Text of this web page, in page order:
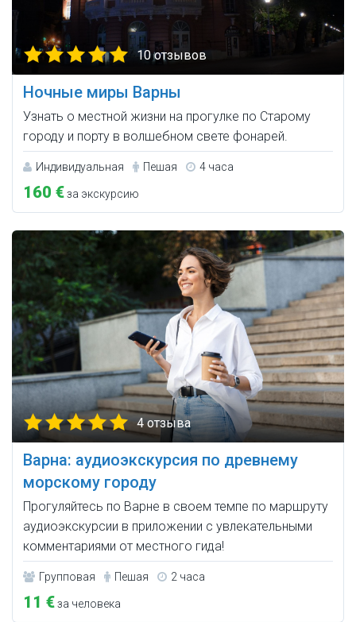
10 отзывов
Ночные миры Варны
Узнать о местной жизни на прогулке по Старому
городу и порту в волшебном свете фонарей.
Индивидуальная Пешая 4 часа
160 €за экскурсию
4 отзыва
Варна: аудиоэкскурсия по древнему
морскому городу
Прогуляйтесь по Варне в своем темпе по маршруту
аудиоэкскурсии в приложении с увлекательными
комментариями от местного гида!
Групповая Пешая 2 часа
11 €за человека